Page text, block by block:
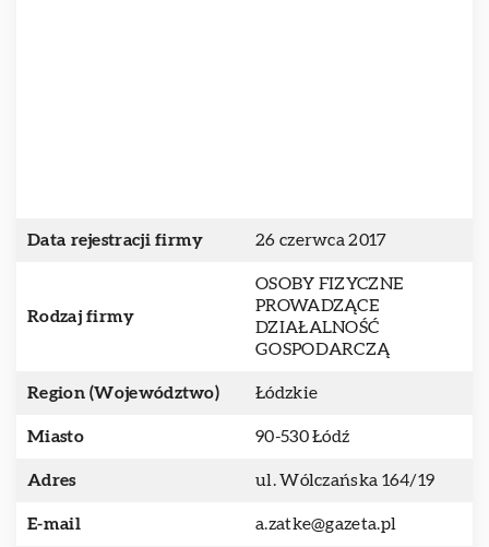
Data rejestracji firmy 26 czerwca 2017
Rodzaj firmy
OSOBY FIZYCZNE
PROWADZĄCE
DZIAŁALNOŚĆ
GOSPODARCZĄ
Region (Województwo) Łódzkie
Miasto 90-530 Łódź
Adres ul. Wólczańska 164/19
E-mail a.zatke@gazeta.pl